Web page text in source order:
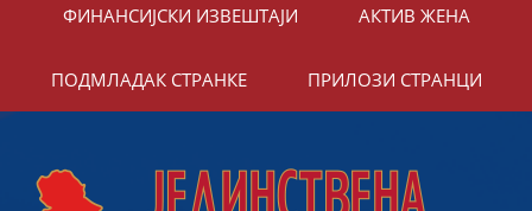
ФИНАНСИЈСКИ ИЗВЕШТАЈИ АКТИВ ЖЕНА
ПОДМЛАДАК СТРАНКЕ ПРИЛОЗИ СТРАНЦИ